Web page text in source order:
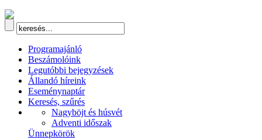
Programajánló
Beszámolóink
Legutóbbi bejegyzések
Állandó híreink
Eseménynaptár
Keresés, szűrés
Nagyböjt és húsvét
Adventi időszak
Ünnepkörök